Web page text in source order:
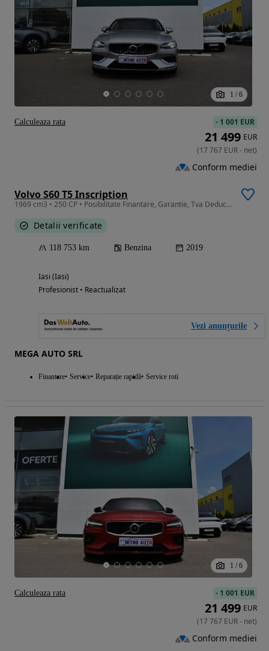
1 / 6
Volvo S60 T5 Inscription
1969 cm3 • 250 CP • Posibilitate Finantare, Garantie, Tva Deductibil!!!
Detalii verificate
118 753 km Benzina 2019
Iasi (Iasi)
Profesionist • Reactualizat
Vezi anunțurile
MEGA AUTO SRL
Finantare Service Reparație rapidă Service roti
- 1 001 EUR
21 499 EUR
(17 767 EUR- net)
Conform mediei
Calculeaza rata
1 / 6
- 1 001 EUR
21 499 EUR
(17 767 EUR- net)
Conform mediei
Calculeaza rata